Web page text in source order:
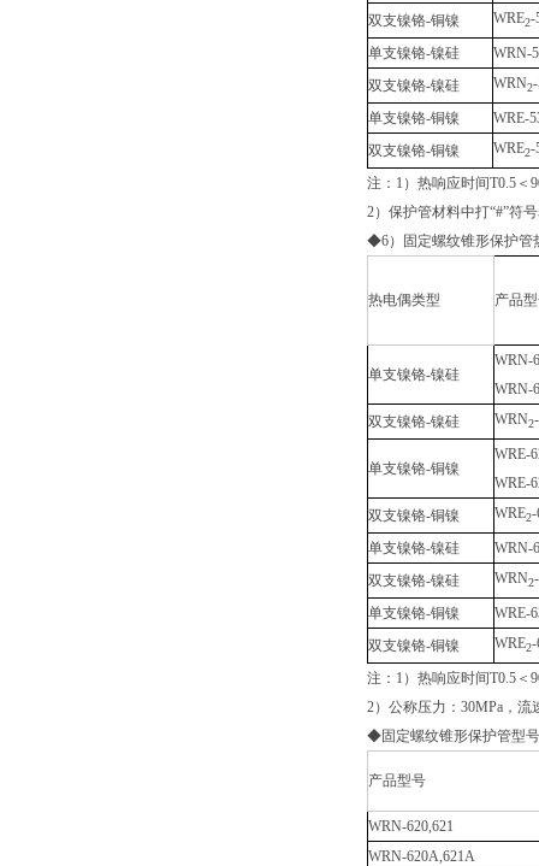
双支镍铬-铜镍
WRE2-
单支镍铬-镍硅
WRN-
双支镍铬-镍硅
WRN2
单支镍铬-铜镍
WRE-
双支镍铬-铜镍
WRE2-
注：1）热响应时间T0.5＜
2）保护管材料中打“#”符
◆6）固定螺纹锥形保护管
热电偶类型 产品
单支镍铬-镍硅
WRN-
WRN-
双支镍铬-镍硅
WRN2
单支镍铬-铜镍
WRE-
WRE-
双支镍铬-铜镍
WRE2-
单支镍铬-镍硅
WRN-
双支镍铬-镍硅
WRN2
单支镍铬-铜镍
WRE-
双支镍铬-铜镍
WRE2-
注：1）热响应时间T0.5＜
2）公称压力：30MPa，流
◆固定螺纹锥形保护管型
产品型号
WRN-620,621
WRN-620A,621A